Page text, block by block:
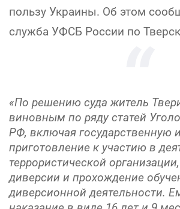
пользу Украины. Об этом
служба УФСБ России по
«По решению суда житель
виновным по ряду статей
РФ, включая государственную
приготовление к участию в
террористической
диверсии и прохождение
диверсионной деятельности.